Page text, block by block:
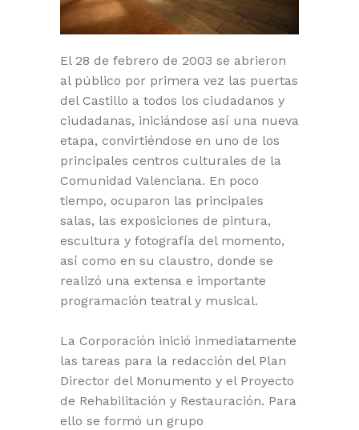
El 28 de febrero de 2003 se abrieron
al público por primera vez las puertas
del Castillo a todos los ciudadanos y
ciudadanas, iniciándose así una nueva
etapa, convirtiéndose en uno de los
principales centros culturales de la
Comunidad Valenciana. En poco
tiempo, ocuparon las principales
salas, las exposiciones de pintura,
escultura y fotografía del momento,
así como en su claustro, donde se
realizó una extensa e importante
programación teatral y musical.
La Corporación inició inmediatamente
las tareas para la redacción del Plan
Director del Monumento y el Proyecto
de Rehabilitación y Restauración. Para
ello se formó un grupo